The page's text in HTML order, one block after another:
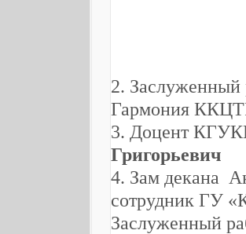
2. Заслуженный
Гармония
3. Доцент
Григорьевич
4. Зам декана
сотрудник ГУ
Заслуженный